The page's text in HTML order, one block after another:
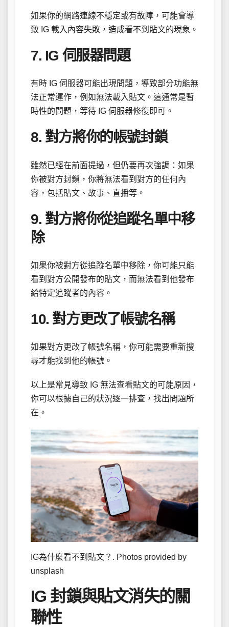
如果你的網路連線不穩定或有故障，可能會導
致 IG 載入內容失敗，造成看不到貼文的現象。
7. IG 伺服器問題
有時 IG 伺服器可能出現問題，導致部分功能無
法正常運作，例如無法載入貼文。這通常是暫
時性的問題，等待 IG 伺服器修復即可。
8. 對方將你的帳號封鎖
雖然已經在前面提過，但仍要再次強調：如果
你被對方封鎖，你將無法看到對方的任何內
容，包括貼文、故事、直播等。
9. 對方將你從追蹤名單中移
除
如果你被對方從追蹤名單中移除，你可能只能
看到對方公開發布的貼文，而無法看到他發布
給特定追蹤者的內容。
10. 對方更改了帳號名稱
如果對方更改了帳號名稱，你可能需要重新搜
尋才能找到他的帳號。
以上是常見導致 IG 無法查看貼文的可能原因，
你可以根據自己的狀況逐一排查，找出問題所
在。
IG為什麼看不到貼文？. Photos provided by
unsplash
IG 封鎖與貼文消失的關
聯性